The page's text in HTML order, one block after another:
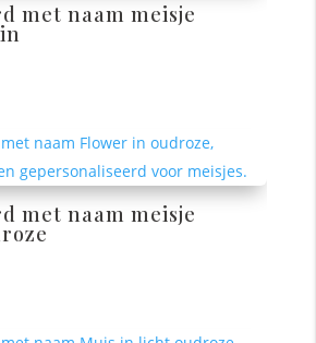
met naam meisje
met naam meisje